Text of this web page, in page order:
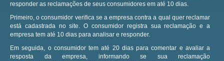
responder as reclamações de seus consumidores em até 10 dias.
Primeiro, o consumidor verifica se a empresa contra a qual quer reclamar
está cadastrada no site.O consumidor registra sua reclamação e a
empresa tem até 10 dias para analisar e responder.
Em seguida, o consumidor tem até 20 dias para comentar e avaliar a
resposta da empresa, informando se sua reclamação